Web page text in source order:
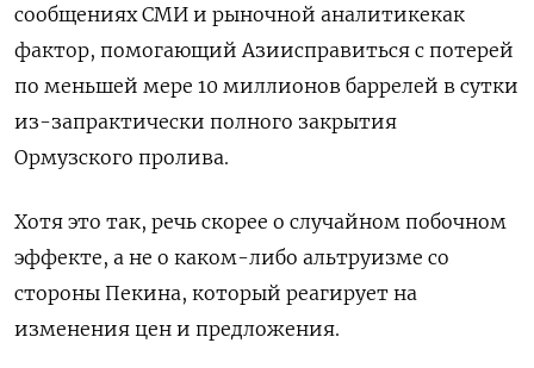
сообщениях СМИ и рыночной аналитикекак
фактор, помогающий Азиисправиться с потерей
по меньшей мере 10 миллионов баррелей в сутки
из-запрактически полного закрытия
Ормузского пролива.
Хотя ​это так, речь скорее о случайном побочном ​
эффекте, а не о каком-либо альтруизме со
стороны Пекина, ​который реагирует ⁠на
изменения цен и предложения.